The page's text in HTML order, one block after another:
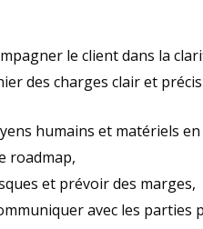
le client dans la
des charges clair et
humains et matériels
roadmap,
et prévoir des marges,
avec les parties